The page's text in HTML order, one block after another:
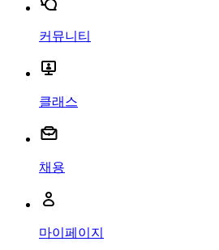
커뮤니티
클래스
채용
마이페이지